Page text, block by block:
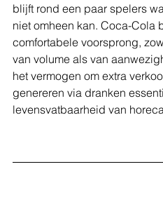
blijft rond een paar spelers
niet omheen kan. Coca-Cola
comfortabele voorsprong,
van volume als van
het vermogen om extra
genereren via dranken
levensvatbaarheid van